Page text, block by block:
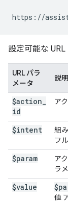
設定可能な
URL パラ
メータ
説明
$action
id
ア
$intent
組
フ
$param
ア
ラ
$value
値